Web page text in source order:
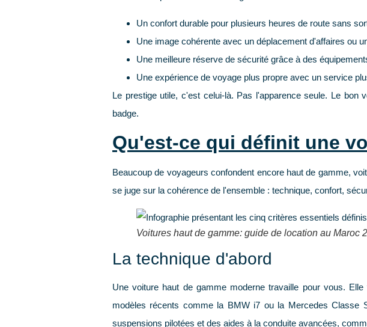
Un confort durable pour plusieurs heures de route sans
Une image cohérente avec un déplacement d'affaires ou
Une meilleure réserve de sécurité grâce à des
Une expérience de voyage plus propre avec un service
Le prestige utile, c'est celui-là. Pas l'apparence seule. Le
badge.
Qu'est-ce qui définit une
Beaucoup de voyageurs confondent encore haut de gamme,
se juge sur la cohérence de l'ensemble : technique, confort,
Voitures haut de gamme: guide de location au Maroc
La technique d'abord
Une voiture haut de gamme moderne travaille pour vous.
modèles récents comme la BMW i7 ou la Mercedes Classe
suspensions pilotées et des aides à la conduite avancées,